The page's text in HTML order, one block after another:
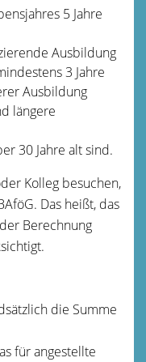
5 Jahre
Ausbildung
3 Jahre
Ausbildung
längere
30 Jahre alt sind.
Kolleg besuchen,
Das heißt, das
Berechnung
die Summe
für angestellte